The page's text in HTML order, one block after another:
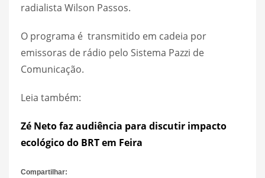
radialista Wilson Passos.
O programa é transmitido em cadeia por
emissoras de rádio pelo Sistema Pazzi de
Comunicação.
Leia também:
Zé Neto faz audiência para discutir impacto
ecológico do BRT em Feira
Compartilhar: